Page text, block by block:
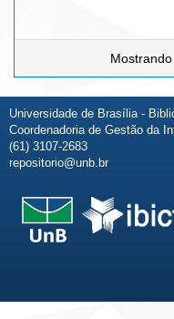
Universidade de Brasília -
Coordenadoria de Gestão da
(61) 3107-2683
repositorio@unb.br